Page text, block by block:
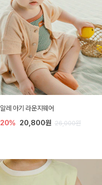
알레 아기 라운지웨어
20% 20,800원 26,000원